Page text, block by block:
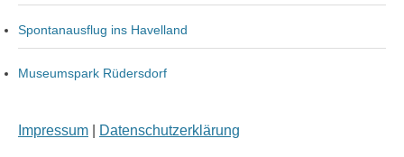
Spontanausflug ins Havelland
Museumspark Rüdersdorf
Impressum Datenschutzerklärung